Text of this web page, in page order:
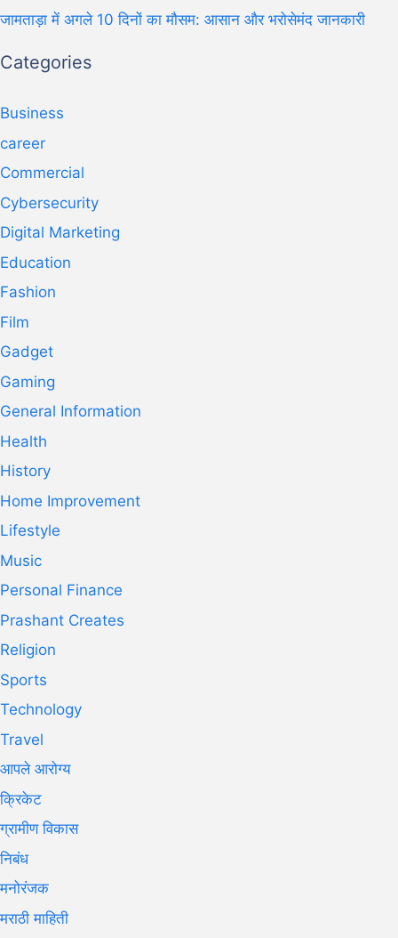
जामताड़ा में अगले 10 दिनों का मौसम: आसान और भरोसेमंद जानकारी
Categories
Business
career
Commercial
Cybersecurity
Digital Marketing
Education
Fashion
Film
Gadget
Gaming
General Information
Health
History
Home Improvement
Lifestyle
Music
Personal Finance
Prashant Creates
Religion
Sports
Technology
Travel
आपले आरोग्य
क्रिकेट
ग्रामीण विकास
निबंध
मनोरंजक
मराठी माहिती